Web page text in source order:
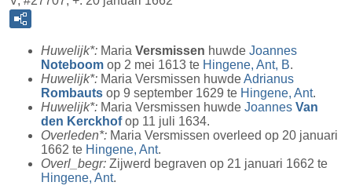
Huwelijk*: Maria Versmissen huwde Joannes
Noteboom op 2 mei 1613 te Hingene, Ant, B.
Huwelijk*: Maria Versmissen huwdeAdrianus
Rombauts op 9 september 1629 te Hingene, Ant.
Huwelijk*: Maria Versmissen huwde Joannes Van
den Kerckhofop 11 juli 1634.
Overleden*: Maria Versmissen overleed op 20 januari
1662 te Hingene, Ant.
Overl_begr: Zijwerd begraven op 21 januari 1662 te
Hingene, Ant.